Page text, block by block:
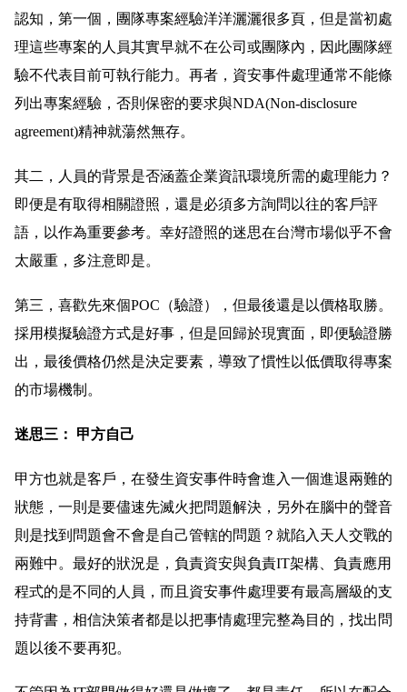
認知，第一個，團隊專案經驗洋洋灑灑很多頁，但是當初處
理這些專案的人員其實早就不在公司或團隊內，因此團隊經
驗不代表目前可執行能力。再者，資安事件處理通常不能條
列出專案經驗，否則保密的要求與NDA(Non-disclosure
agreement)精神就蕩然無存。
其二，人員的背景是否涵蓋企業資訊環境所需的處理能力？
即便是有取得相關證照，還是必須多方詢問以往的客戶評
語，以作為重要參考。幸好證照的迷思在台灣市場似乎不會
太嚴重，多注意即是。
第三，喜歡先來個POC（驗證），但最後還是以價格取勝。
採用模擬驗證方式是好事，但是回歸於現實面，即便驗證勝
出，最後價格仍然是決定要素，導致了慣性以低價取得專案
的市場機制。
迷思三： 甲方自己
甲方也就是客戶，在發生資安事件時會進入一個進退兩難的
狀態，一則是要儘速先滅火把問題解決，另外在腦中的聲音
則是找到問題會不會是自己管轄的問題？就陷入天人交戰的
兩難中。最好的狀況是，負責資安與負責IT架構、負責應用
程式的是不同的人員，而且資安事件處理要有最高層級的支
持背書，相信決策者都是以把事情處理完整為目的，找出問
題以後不要再犯。